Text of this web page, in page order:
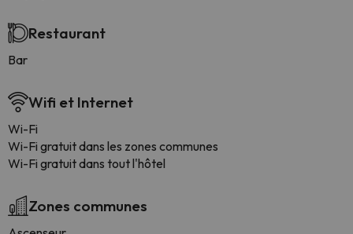
Restaurant
Bar
Wifi et Internet
Wi-Fi
Wi-Fi gratuit dans les zones communes
Wi-Fi gratuit dans tout l'hôtel
Zones communes